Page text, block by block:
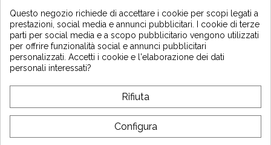
iscrivendoti e resta informato sulle ultime
notizie di Vintage Motors
*Dès 99€ d'achat. En vous abonnant à notre newsletter, vous reconnaissez avoir pris
l'acceptez.
A PROPOSITO DI VINTAGE
Questo negozio richiede di accettare i cookie per scopi legati a
prestazioni, social media e annunci pubblicitari. I cookie di terze
parti per social media e a scopo pubblicitario vengono utilizzati
per offrire funzionalità social e annunci pubblicitari
personalizzati. Accetti i cookie e l'elaborazione dei dati
personali interessati?
Rifiuta
Configura